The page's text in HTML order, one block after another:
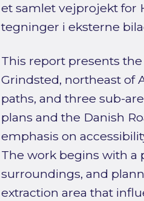
et samlet vejprojekt for
tegninger i eksterne
This report presents
Grindsted, northeast of
paths, and three sub-
plans and the Danish
emphasis on
The work begins with a
surroundings, and
extraction area that